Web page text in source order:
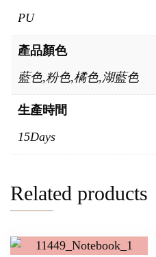
PU
產品顏色
藍色,粉色,橘色,湖藍色
生產時間
15Days
Related products